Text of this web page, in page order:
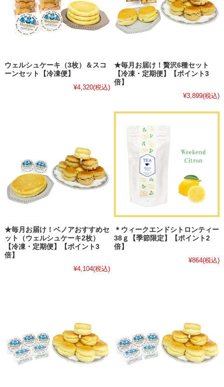
ウェルシュケーキ（3枚）＆スコ
ーンセット【冷凍便】
¥4,320(税込)
★毎月お届け！贅沢6種セット
【冷凍・定期便】【ポイント3
倍】
¥3,899(税込)
★毎月お届け！ベノアおすすめセ
ット（ウェルシュケーキ2枚）
【冷凍・定期便】【ポイント3
倍】
¥4,104(税込)
＊ウィークエンドシトロンティー
38ｇ【季節限定】【ポイント2
倍】
¥864(税込)